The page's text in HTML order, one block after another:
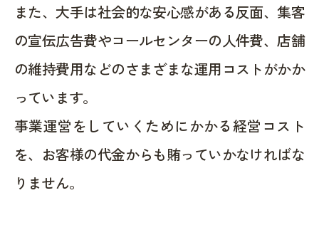
また、大手は社会的な安心感がある反面、集客
の宣伝広告費やコールセンターの人件費、店舗
の維持費用などのさまざまな運用コストがかか
っています。
事業運営をしていくためにかかる経営コスト
を、お客様の代金からも賄っていかなければな
りません。